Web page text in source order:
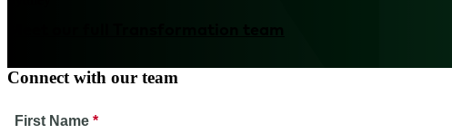
Connect with our team